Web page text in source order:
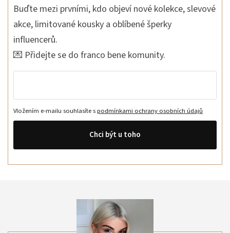
Buďte mezi prvními, kdo objeví nové kolekce, slevové
akce, limitované kousky a oblíbené šperky
influencerů.
💌 Přidejte se do franco bene komunity.
Vložením e-mailu souhlasíte spodmínkami ochrany osobních údajů
Chci být u toho